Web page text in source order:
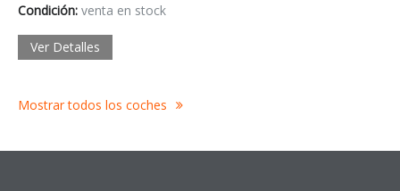
Condición: venta en stock
Ver Detalles
Mostrar todos los coches